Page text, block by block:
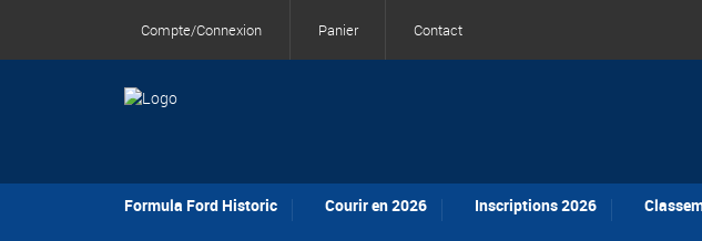
Compte/Connexion Panier Contact
Formula Ford Historic Courir en 2026 Inscriptions 2026